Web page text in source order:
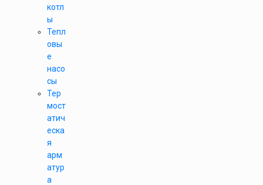
котл
ы
Тепл
овы
е
насо
сы
Тер
мост
атич
еска
я
арм
атур
а